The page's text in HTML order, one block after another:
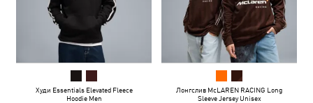
Худи Essentials Elevated Fleece
Hoodie Men
Лонгслив McLAREN RACING Long
Sleeve Jersey Unisex